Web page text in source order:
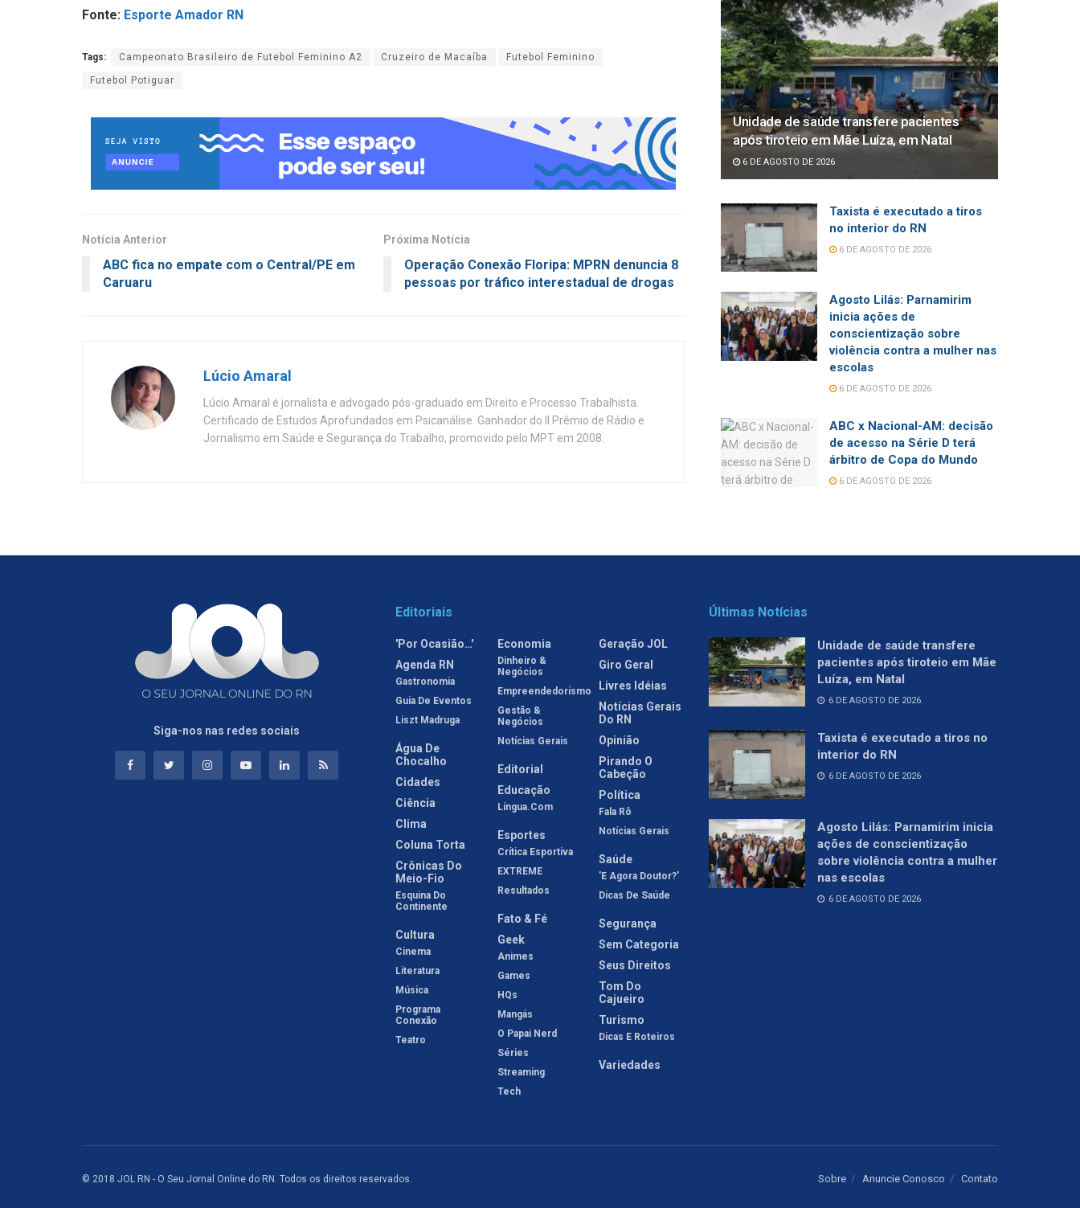
Fonte: Esporte Amador RN
Tags: Campeonato Brasileiro de Futebol Feminino A2 Cruzeiro de Macaíba Futebol Feminino
Futebol Potiguar
Notícia Anterior
ABC fica no empate com o Central/PE em
Caruaru
Próxima Notícia
Operação Conexão Floripa: MPRN denuncia 8
pessoas por tráfico interestadual de drogas
Lúcio Amaral
Lúcio Amaral é jornalista e advogado pós-graduado em Direito e Processo Trabalhista.
Certificado de Estudos Aprofundados em Psicanálise. Ganhador do II Prêmio de Rádio e
Jornalismo em Saúde e Segurança do Trabalho, promovido pelo MPT em 2008.
Unidade de saúde transfere pacientes
após tiroteio em Mãe Luíza, em Natal
6 DE AGOSTO DE 2026
Taxista é executado a tiros
no interior do RN
6 DE AGOSTO DE 2026
Agosto Lilás: Parnamirim
inicia ações de
conscientização sobre
violência contra a mulher nas
escolas
6 DE AGOSTO DE 2026
ABC x Nacional-AM: decisão
de acesso na Série D terá
árbitro de Copa do Mundo
6 DE AGOSTO DE 2026
Siga-nos nas redes sociais
Editoriais
'Por Ocasião…'
Agenda RN
Gastronomia
Guia De Eventos
Liszt Madruga
Água De
Chocalho
Cidades
Ciência
Clima
Coluna Torta
Crônicas Do
Meio-Fio
Esquina Do
Continente
Cultura
Cinema
Literatura
Música
Programa
Conexão
Teatro
Economia
Dinheiro &
Negócios
Empreendedorismo
Gestão &
Negócios
Notícias Gerais
Editorial
Educação
Língua.com
Esportes
Crítica Esportiva
EXTREME
Resultados
Fato & Fé
Geek
Animes
Games
HQs
Mangás
O Papai Nerd
Séries
Streaming
Tech
Geração JOL
Giro Geral
Livres Idéias
Notícias Gerais
Do RN
Opinião
Pirando O
Cabeção
Política
Fala Rô
Notícias Gerais
Saúde
'E Agora Doutor?'
Dicas De Saúde
Segurança
Sem Categoria
Seus Direitos
Tom Do
Cajueiro
Turismo
Dicas E Roteiros
Variedades
Últimas Notícias
Unidade de saúde transfere
pacientes após tiroteio em Mãe
Luíza, em Natal
6 DE AGOSTO DE 2026
Taxista é executado a tiros no
interior do RN
6 DE AGOSTO DE 2026
Agosto Lilás: Parnamirim inicia
ações de conscientização
sobre violência contra a mulher
nas escolas
6 DE AGOSTO DE 2026
Sobre Anuncie Conosco Contato
© 2018 JOL RN - O Seu Jornal Online do RN. Todos os direitos reservados.